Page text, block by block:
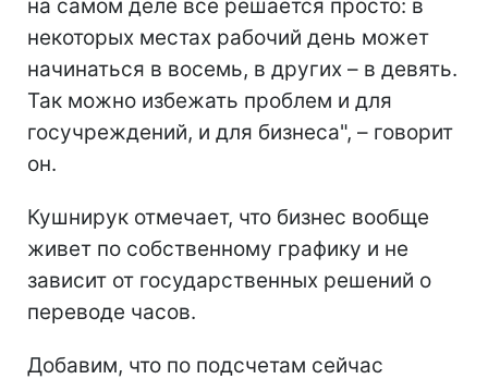
на самом деле все решается просто: в
некоторых местах рабочий день может
начинаться в восемь, в других – в девять.
Так можно избежать проблем и для
госучреждений, и для бизнеса", – говорит
он.
Кушнирук отмечает, что бизнес вообще
живет по собственному графику и не
зависит от государственных решений о
переводе часов.
Добавим, что по подсчетам сейчас